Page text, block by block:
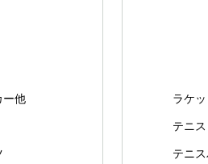
ー他
ラケ
テニ
テニ